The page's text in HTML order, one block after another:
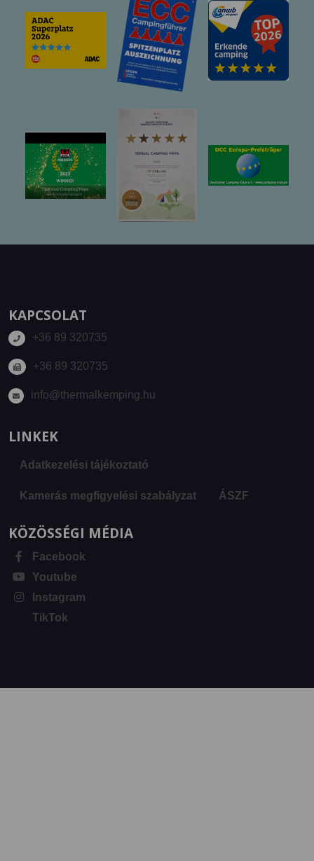
KAPCSOLAT
+36 89 320735
+36 89 320735
info@thermalkemping.hu
LINKEK
Adatkezelési tájékoztató
Kamerás megfigyelési szabályzat ÁSZF
KÖZÖSSÉGI MÉDIA
Facebook
Youtube
Instagram
TikTok